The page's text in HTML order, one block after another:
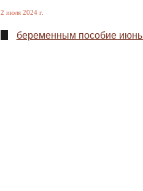
2 июля 2024 г.
беременным пособие